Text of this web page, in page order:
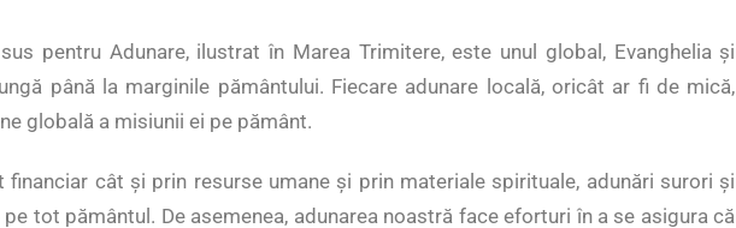
pentru Adunare, ilustrat în Marea Trimitere, este unul global, Evanghelia și
până la marginile pământului. Fiecare adunare locală, oricât ar fi de mică,
globală a misiunii ei pe pământ.
financiar cât și prin resurse umane și prin materiale spirituale, adunări surori și
tot pământul. De asemenea, adunarea noastră face eforturi în a se asigura că